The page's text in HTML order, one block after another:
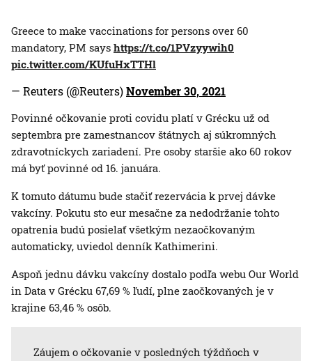
Greece to make vaccinations for persons over 60
mandatory, PM says https://t.co/1PVzyywih0
pic.twitter.com/KUfuHxTTHl
— Reuters (@Reuters)November 30, 2021
Povinné očkovanie proti covidu platí v Grécku už od
septembra pre zamestnancov štátnych aj súkromných
zdravotníckych zariadení. Pre osoby staršie ako 60 rokov
má byť povinné od 16. januára.
K tomuto dátumu bude stačiť rezervácia k prvej dávke
vakcíny. Pokutu sto eur mesačne za nedodržanie tohto
opatrenia budú posielať všetkým nezaočkovaným
automaticky, uviedol denník Kathimerini.
Aspoň jednu dávku vakcíny dostalo podľa webu Our World
in Data v Grécku 67,69 % ľudí, plne zaočkovaných je v
krajine 63,46 % osôb.
Záujem o očkovanie v posledných týždňoch v